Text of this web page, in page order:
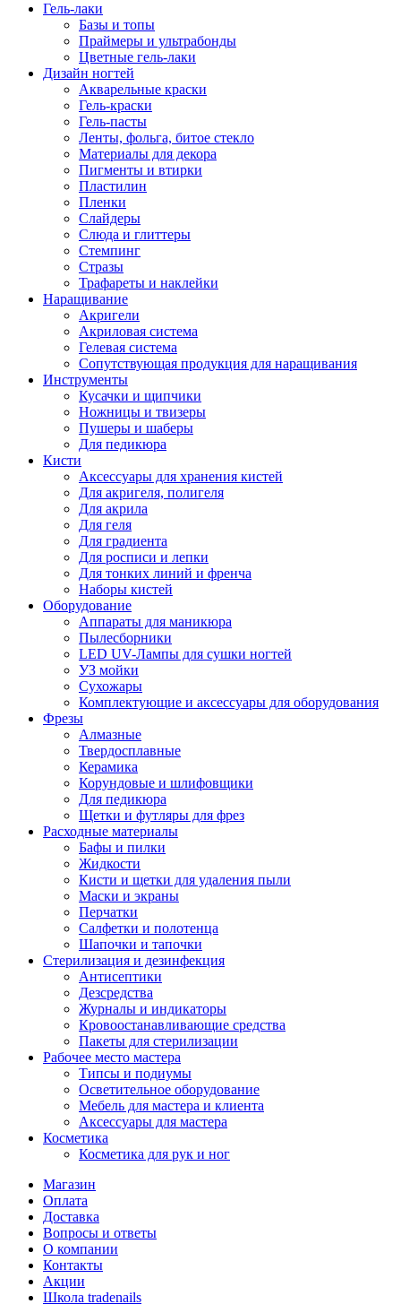
Гель-лаки
Базы и топы
Праймеры и ультрабонды
Цветные гель-лаки
Дизайн ногтей
Акварельные краски
Гель-краски
Гель-пасты
Ленты, фольга, битое стекло
Материалы для декора
Пигменты и втирки
Пластилин
Пленки
Слайдеры
Слюда и глиттеры
Стемпинг
Стразы
Трафареты и наклейки
Наращивание
Акригели
Акриловая система
Гелевая система
Сопутствующая продукция для наращивания
Инструменты
Кусачки и щипчики
Ножницы и твизеры
Пушеры и шаберы
Для педикюра
Кисти
Аксессуары для хранения кистей
Для акригеля, полигеля
Для акрила
Для геля
Для градиента
Для росписи и лепки
Для тонких линий и френча
Наборы кистей
Оборудование
Аппараты для маникюра
Пылесборники
LED UV-Лампы для сушки ногтей
УЗ мойки
Сухожары
Комплектующие и аксессуары для оборудования
Фрезы
Алмазные
Твердосплавные
Керамика
Корундовые и шлифовщики
Для педикюра
Щетки и футляры для фрез
Расходные материалы
Бафы и пилки
Жидкости
Кисти и щетки для удаления пыли
Маски и экраны
Перчатки
Салфетки и полотенца
Шапочки и тапочки
Стерилизация и дезинфекция
Антисептики
Дезсредства
Журналы и индикаторы
Кровоостанавливающие средства
Пакеты для стерилизации
Рабочее место мастера
Типсы и подиумы
Осветительное оборудование
Мебель для мастера и клиента
Аксессуары для мастера
Косметика
Косметика для рук и ног
Магазин
Оплата
Доставка
Вопросы и ответы
О компании
Контакты
Акции
Школа tradenails